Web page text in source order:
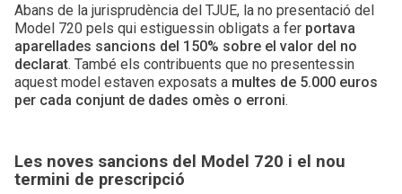
Abans de la jurisprudència del TJUE, la no presentació del
Model 720 pels qui estiguessin obligats a fer portava
aparellades sancions del 150% sobre el valor del no
declarat. També els contribuents que no presentessin
aquest model estaven exposats a multes de 5.000 euros
per cada conjunt de dades omès o erroni.
Les noves sancions del Model 720 i el nou
termini de prescripció